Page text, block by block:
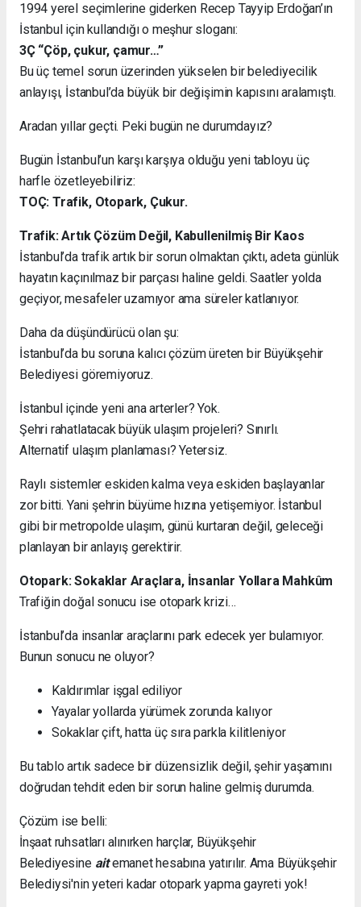
1994 yerel seçimlerine giderken Recep Tayyip Erdoğan’ın
İstanbul için kullandığı o meşhur sloganı:
3Ç “Çöp, çukur, çamur…”
Bu üç temel sorun üzerinden yükselen bir belediyecilik
anlayışı, İstanbul’da büyük bir değişimin kapısını aralamıştı.
Aradan yıllar geçti. Peki bugün ne durumdayız?
Bugün İstanbul’un karşı karşıya olduğu yeni tabloyu üç
harfle özetleyebiliriz:
TOÇ: Trafik, Otopark, Çukur.
Trafik: Artık Çözüm Değil, Kabullenilmiş Bir Kaos
İstanbul’da trafik artık bir sorun olmaktan çıktı, adeta günlük
hayatın kaçınılmaz bir parçası haline geldi. Saatler yolda
geçiyor, mesafeler uzamıyor ama süreler katlanıyor.
Daha da düşündürücü olan şu:
İstanbul’da bu soruna kalıcı çözüm üreten bir Büyükşehir
Belediyesi göremiyoruz.
İstanbul içinde yeni ana arterler? Yok.
Şehri rahatlatacak büyük ulaşım projeleri? Sınırlı.
Alternatif ulaşım planlaması? Yetersiz.
Raylı sistemler eskiden kalma veya eskiden başlayanlar
zor bitti. Yani şehrin büyüme hızına yetişemiyor. İstanbul
gibi bir metropolde ulaşım, günü kurtaran değil, geleceği
planlayan bir anlayış gerektirir.
Otopark: Sokaklar Araçlara, İnsanlar Yollara Mahkûm
Trafiğin doğal sonucu ise otopark krizi…
İstanbul’da insanlar araçlarını park edecek yer bulamıyor.
Bunun sonucu ne oluyor?
Kaldırımlar işgal ediliyor
Yayalar yollarda yürümek zorunda kalıyor
Sokaklar çift, hatta üç sıra parkla kilitleniyor
Bu tablo artık sadece bir düzensizlik değil, şehir yaşamını
doğrudan tehdit eden bir sorun haline gelmiş durumda.
Çözüm ise belli:
İnşaat ruhsatları alınırken harçlar, Büyükşehir
Belediyesine aitemanet hesabına yatırılır. Ama Büyükşehir
Belediysi'nin yeteri kadar otopark yapma gayreti yok!